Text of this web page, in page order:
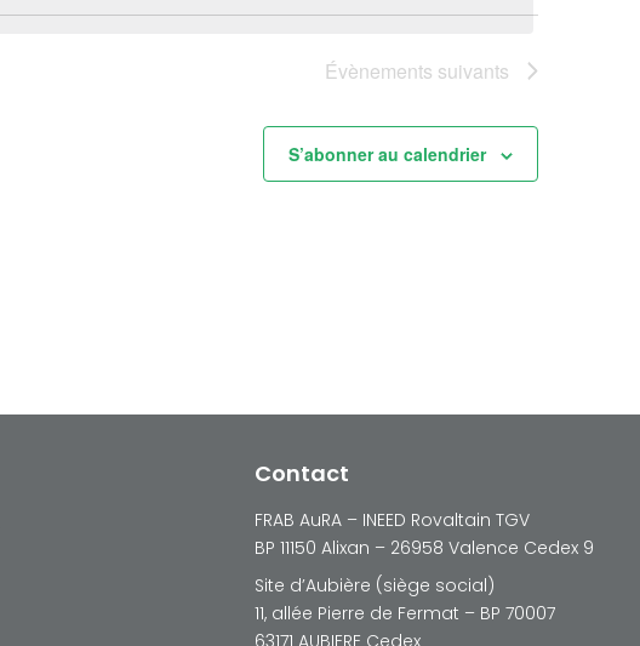
Évènements suivants
S’abonner au calendrier
Contact
FRAB AuRA – INEED Rovaltain TGV
BP 11150 Alixan – 26958 Valence Cedex 9
Site d’Aubière (siège social)
11, allée Pierre de Fermat – BP 70007